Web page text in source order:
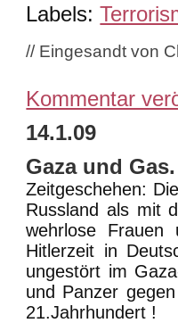
Labels:
// Eingesandt von
Kommentar
14.1.09
Gaza und Gas.
Zeitgeschehen:
Russland als mit
wehrlose
Hitlerzeit in
ungestört im
und Panzer
21.Jahrhundert !